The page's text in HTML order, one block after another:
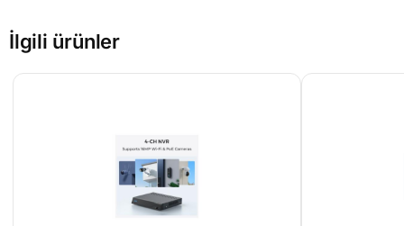
İlgili ürünler